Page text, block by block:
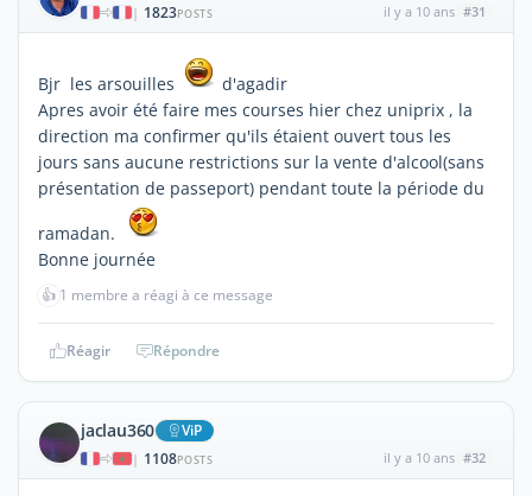
| 1823POSTS il y a 10 ans #31
Bjr les arsouilles
d'agadir
Apres avoir été faire mes courses hier chez uniprix , la
direction ma confirmer qu'ils étaient ouvert tous les
jours sans aucune restrictions sur la vente d'alcool(sans
présentation de passeport) pendant toute la période du
ramadan.
Bonne journée
👍 1 membre a réagi à ce message
Réagir Répondre
jaclau360 ViP
| 1108POSTS il y a 10 ans #32